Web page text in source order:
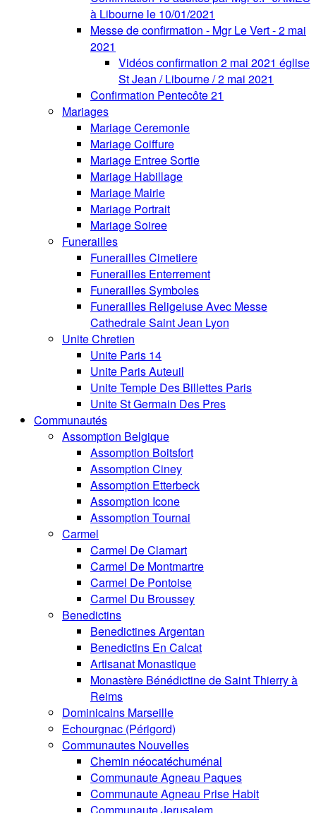
à Libourne le 10/01/2021
Messe de confirmation - Mgr Le Vert - 2 mai
2021
Vidéos confirmation 2 mai 2021 église
St Jean / Libourne / 2 mai 2021
Confirmation Pentecôte 21
Mariages
Mariage Ceremonie
Mariage Coiffure
Mariage Entree Sortie
Mariage Habillage
Mariage Mairie
Mariage Portrait
Mariage Soiree
Funerailles
Funerailles Cimetiere
Funerailles Enterrement
Funerailles Symboles
Funerailles Religeiuse Avec Messe
Cathedrale Saint Jean Lyon
Unite Chretien
Unite Paris 14
Unite Paris Auteuil
Unite Temple Des Billettes Paris
Unite St Germain Des Pres
Communautés
Assomption Belgique
Assomption Boitsfort
Assomption Ciney
Assomption Etterbeck
Assomption Icone
Assomption Tournai
Carmel
Carmel De Clamart
Carmel De Montmartre
Carmel De Pontoise
Carmel Du Broussey
Benedictins
Benedictines Argentan
Benedictins En Calcat
Artisanat Monastique
Monastère Bénédictine de Saint Thierry à
Reims
Dominicains Marseille
Echourgnac (Périgord)
Communautes Nouvelles
Chemin néocatéchuménal
Communaute Agneau Paques
Communaute Agneau Prise Habit